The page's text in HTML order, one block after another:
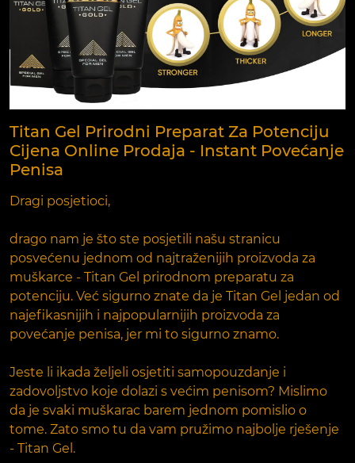
Titan Gel Prirodni Preparat Za Potenciju
Cijena Online Prodaja - Instant Povećanje
Penisa
Dragi posjetioci,
drago nam je što ste posjetili našu stranicu
posvećenu jednom od najtraženijih proizvoda za
muškarce - Titan Gel prirodnom preparatu za
potenciju. Već sigurno znate da je Titan Gel jedan od
najefikasnijih i najpopularnijih proizvoda za
povećanje penisa, jer mi to sigurno znamo.
Jeste li ikada željeli osjetiti samopouzdanje i
zadovoljstvo koje dolazi s većim penisom? Mislimo
da je svaki muškarac barem jednom pomislio o
tome. Zato smo tu da vam pružimo najbolje rješenje
- Titan Gel.